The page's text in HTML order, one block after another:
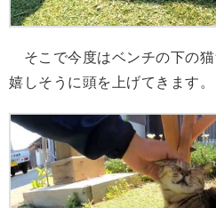
そこで今度はベンチの下の猫
嬉しそうに頭を上げてきます。